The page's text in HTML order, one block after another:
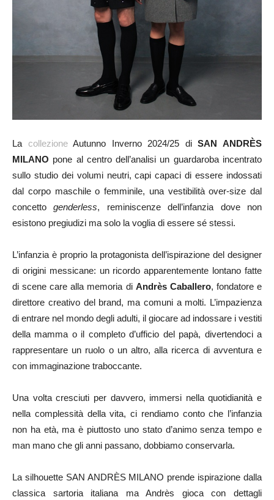
La collezioneAutunno Inverno 2024/25 diSAN ANDRÈS
MILANO pone al centro dell’analisi un guardaroba incentrato
sullo studio dei volumi neutri, capi capaci di essere indossati
dal corpo maschile o femminile, una vestibilità over-size dal
concettogenderless, reminiscenze dell’infanzia dove non
esistono pregiudizi ma solo la voglia di essere sé stessi.
L’infanzia è proprio la protagonista dell’ispirazione del designer
di origini messicane: un ricordo apparentemente lontano fatte
di scene care alla memoria di Andrès Caballero, fondatore e
direttore creativo del brand, ma comuni a molti. L’impazienza
di entrare nel mondo degli adulti, il giocare ad indossare i vestiti
della mamma o il completo d’ufficio del papà, divertendoci a
rappresentare un ruolo o un altro, alla ricerca di avventura e
con immaginazione traboccante.
Una volta cresciuti per davvero, immersi nella quotidianità e
nella complessità della vita, ci rendiamo conto che l’infanzia
non ha età, ma è piuttosto uno stato d’animo senza tempo e
man mano che gli anni passano, dobbiamo conservarla.
La silhouette SAN ANDRÈS MILANO prende ispirazione dalla
classica sartoria italiana ma Andrès gioca con dettagli